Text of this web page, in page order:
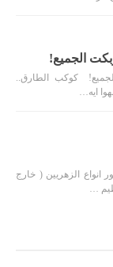
الجميع!
كوكب الطارق..
ايه…
انواع الزهريين ( خارج
…